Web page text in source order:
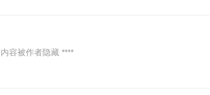
容被作者隐藏 ****